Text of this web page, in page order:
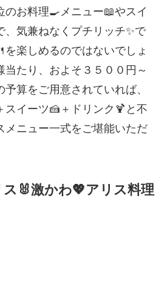
のお料理🍳メニュー📖やスイ
、気兼ねなくプチリッチ✨で
を楽しめるのではないでしょ
当たり、およそ３５００円～
予算をご用意されていれば、
スイーツ🍰＋ドリンク🍹と不
メニュー一式をご堪能いただ
🐰激かわ💖アリス料理